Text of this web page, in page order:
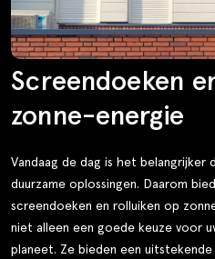
Screendoeken
zonne-energie
Vandaag de dag is het
duurzame oplossingen. Daarom
screendoeken en rolluiken op
niet alleen een goede keuze voor
planeet. Ze bieden een